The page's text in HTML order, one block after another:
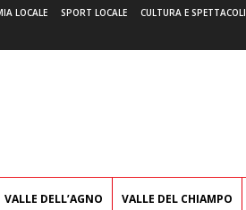
LOCALE SPORT LOCALE CULTURA E SPETTACOLI
VALLE DELL’AGNO VALLE DEL CHIAMPO